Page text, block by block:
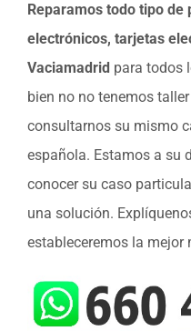
Reparamos todo tipo
electrónicos, tarjetas
Vaciamadrid para todos
bien no no tenemos
consultarnos su mismo
española. Estamos a su
conocer su caso
una solución.
estableceremos la mejor